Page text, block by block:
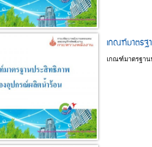
เกณฑ์มาตรฐ
เกณฑ์มาตรฐา